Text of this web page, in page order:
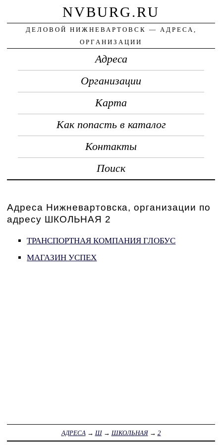
NVBURG.RU
ДЕЛОВОЙ НИЖНЕВАРТОВСК — АДРЕСА,
ОРГАНИЗАЦИИ
Адреса
Организации
Карта
Как попасть в каталог
Контакты
Поиск
Адреса Нижневартовска, организации по
адресу ШКОЛЬНАЯ 2
ТРАНСПОРТНАЯ КОМПАНИЯ ГЛОБУС
МАГАЗИН УСПЕХ
АДРЕСА → Ш→ ШКОЛЬНАЯ→ 2